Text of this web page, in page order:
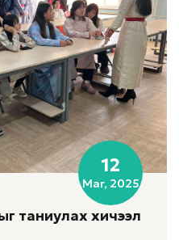
12
Mar, 2025
таниулах хичээл